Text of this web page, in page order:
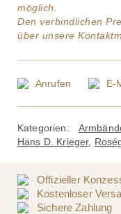
möglich.
Den verbindlichen
über unsere
Anrufen E-
Kategorien:
Hans D. Krieger,
Offizieller
Kostenloser
Sichere Zahlung